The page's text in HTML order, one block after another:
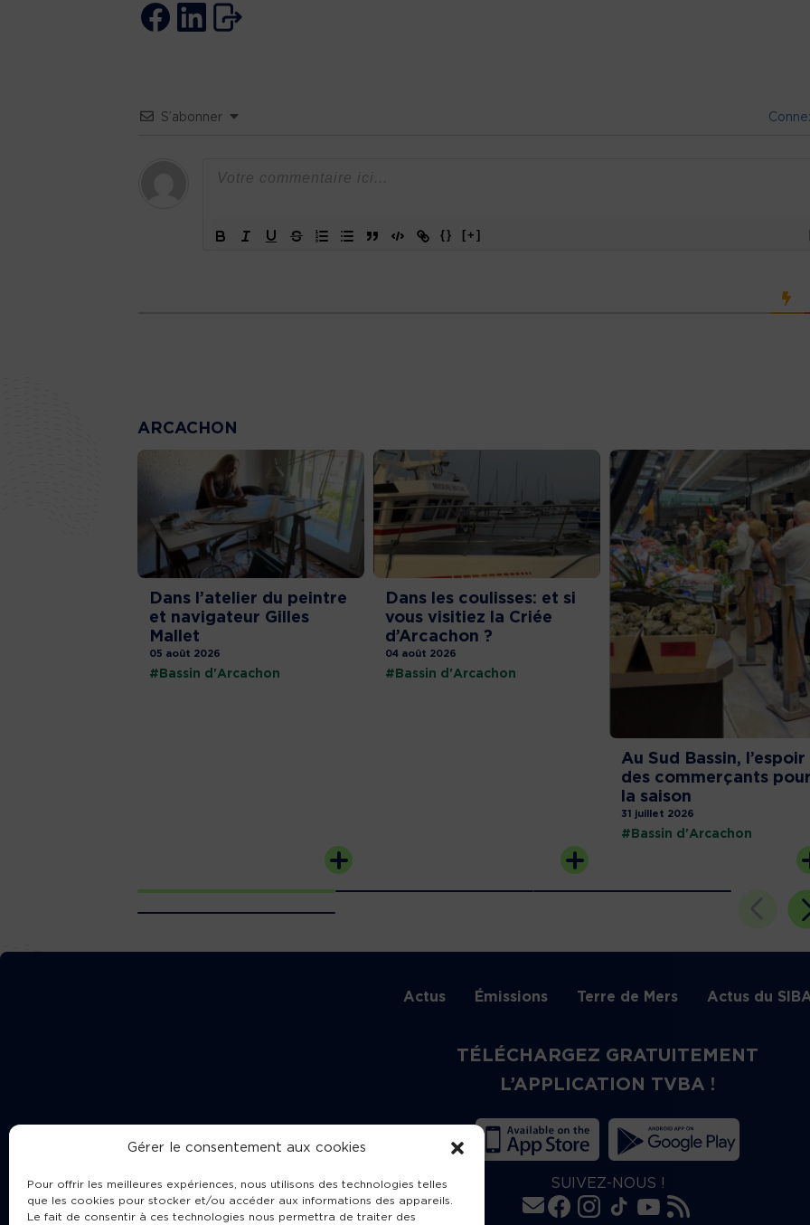
Gérer le consentement aux cookies
Pour offrir les meilleures expériences, nous utilisons des technologies telles
que les cookies pour stocker et/ou accéder aux informations des appareils.
Le fait de consentir à ces technologies nous permettra de traiter des
S’abonner
{} [+]
ARCACHON
Dans l’atelier du peintre
et navigateur Gilles
Mallet
05 août 2026
#Bassin d'Arcachon
Dans les coulisses: et si
vous visitiez la Criée
d’Arcachon ?
04 août 2026
#Bassin d'Arcachon
Au Sud Bassin, l’espoir
des commerçants
la saison
31 juillet 2026
#Bassin d'Arcachon
Actus Émissions Terre de Mers Actus du
TÉLÉCHARGEZ GRATUITEMENT
L’APPLICATION TVBA !
SUIVEZ-NOUS !